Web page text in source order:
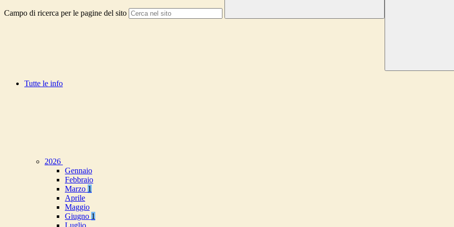
Campo di ricerca per le pagine del sito
Tutte le info
2026
Gennaio
Febbraio
Marzo 1
Aprile
Maggio
Giugno 1